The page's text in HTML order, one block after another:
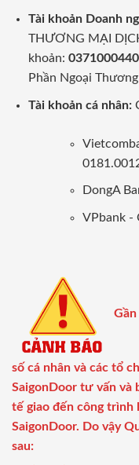
Tài khoản Doanh
THƯƠNG MẠI
khoản:
Phần Ngoại
Tài khoản cá nhân:
DongA
VPbank -
số cá nhân và các tổ
SaigonDoor tư vấn và
tế giao đến công trình
SaigonDoor. Do vậy
sau: